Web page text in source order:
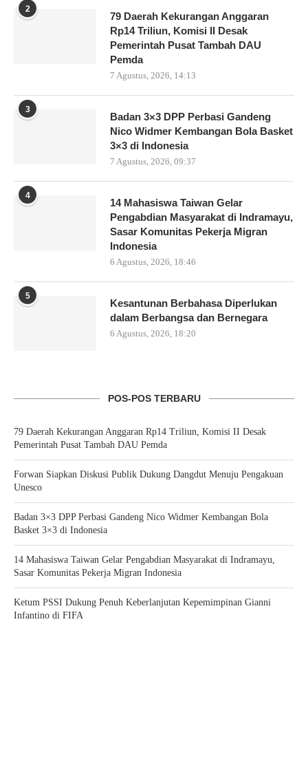
2
79 Daerah Kekurangan Anggaran
Rp14 Triliun, Komisi II Desak
Pemerintah Pusat Tambah DAU
Pemda
7 Agustus, 2026, 14:13
3
Badan 3×3 DPP Perbasi Gandeng
Nico Widmer Kembangan Bola Basket
3×3 di Indonesia
7 Agustus, 2026, 09:37
4
14 Mahasiswa Taiwan Gelar
Pengabdian Masyarakat di Indramayu,
Sasar Komunitas Pekerja Migran
Indonesia
6 Agustus, 2026, 18:46
5
Kesantunan Berbahasa Diperlukan
dalam Berbangsa dan Bernegara
6 Agustus, 2026, 18:20
POS-POS TERBARU
79 Daerah Kekurangan Anggaran Rp14 Triliun, Komisi II Desak
Pemerintah Pusat Tambah DAU Pemda
Forwan Siapkan Diskusi Publik Dukung Dangdut Menuju Pengakuan
Unesco
Badan 3×3 DPP Perbasi Gandeng Nico Widmer Kembangan Bola
Basket 3×3 di Indonesia
14 Mahasiswa Taiwan Gelar Pengabdian Masyarakat di Indramayu,
Sasar Komunitas Pekerja Migran Indonesia
Ketum PSSI Dukung Penuh Keberlanjutan Kepemimpinan Gianni
Infantino di FIFA